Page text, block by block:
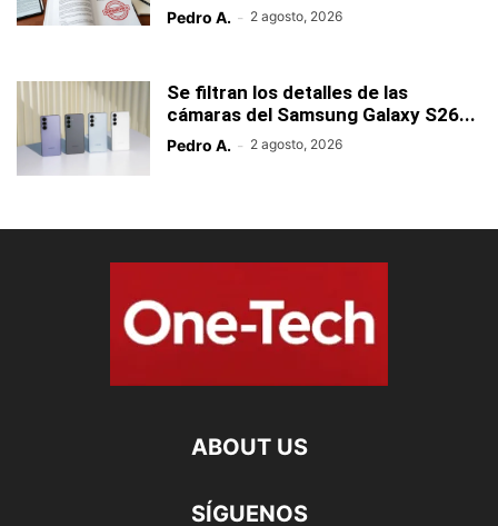
Pedro A. - 2 agosto, 2026
Se filtran los detalles de las
cámaras del Samsung Galaxy S26...
Pedro A. - 2 agosto, 2026
ABOUT US
SÍGUENOS